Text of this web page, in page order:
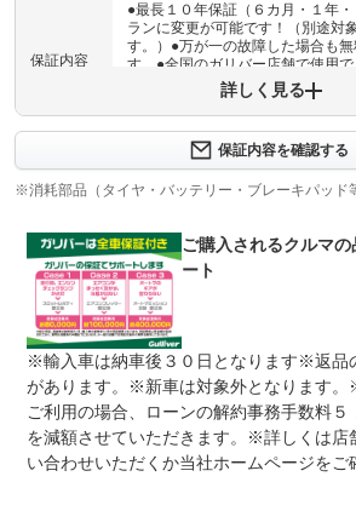
保証内容
●最長１０年保証（６カ月・１年
ランに変更が可能です！（別途対
す。）●万が一の故障した場合も
す。●全国のガリバー店舗で使用で
保証項目
１エンジン機構 ２動力伝達機
テアリング機構 ５前後アクス
修理回数 無制限
上限金額
車両本体価格
●期間内の修理回数に制限はありま
は車両価格の５０％が上限です●対
規約に定めるとおりとなります。
免責金
無し
●１年間までのプランには免責金は
料プランを選択された方は、２年
て、１．５万円の免責金を申し受
ッフまでお問い合わせください。
詳しく見る
保証内容を確認する
※消耗部品（タイヤ・バッテリー・ブレーキパッド
ご購入されるクルマ
ート
※輸入車は納車後３０日となります※返品
があります。※新車は対象外となります
ご利用の場合、ローンの解約事務手数料５
を減額させていただきます。※詳しくは店
い合わせいただくか当社ホームページをご